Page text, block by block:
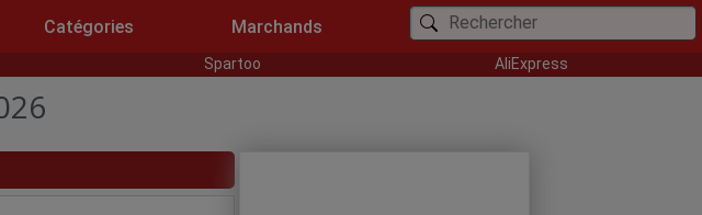
Catégories Marchands
Spartoo AliExpress